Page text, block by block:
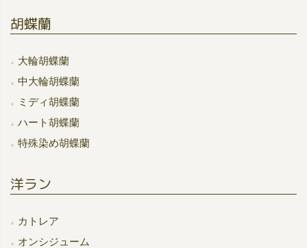
胡蝶蘭
大輪胡蝶蘭
中大輪胡蝶蘭
ミディ胡蝶蘭
ハート胡蝶蘭
特殊染め胡蝶蘭
洋ラン
カトレア
オンシジューム